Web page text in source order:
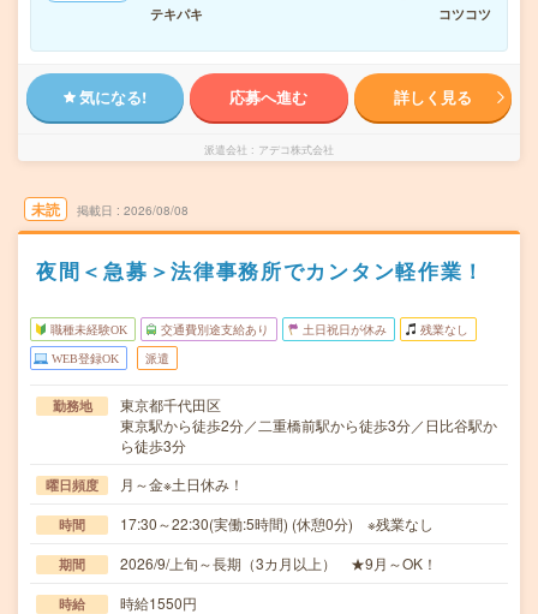
テキパキ
コツコツ
気になる! 応募へ進む 詳しく見る
派遣会社 アデコ株式会社
未読 掲載日 2026/08/08
夜間＜急募＞法律事務所でカンタン軽作業！
職種未経験OK 交通費別途支給あり 土日祝日が休み 残業なし
WEB登録OK 派遣
勤務地
東京都千代田区
東京駅から徒歩2分／二重橋前駅から徒歩3分／日比谷駅か
ら徒歩3分
曜日頻度 月～金※土日休み！
時間 17:30～22:30(実働:5時間) (休憩0分) ※残業なし
期間 2026/9/上旬～長期（3カ月以上） ★9月～OK！
時給 時給1550円